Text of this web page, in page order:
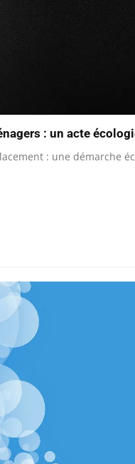
: un acte
: une démarche